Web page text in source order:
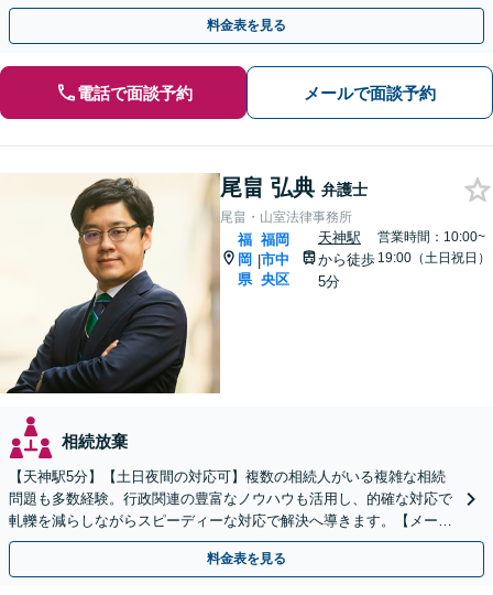
します。お困りの際は、お気軽にご相談ください。
料金表を見る
電話で面談予約 メールで面談予約
尾畠 弘典 弁護士
尾畠・山室法律事務所
福
岡
県
|
福岡
市中
央区
天神駅
から徒歩
5分
営業時間：10:00~
19:00（土日祝日）
相続放棄
【天神駅5分】【土日夜間の対応可】複数の相続人がいる複雑な相続
問題も多数経験。行政関連の豊富なノウハウも活用し、的確な対応で
軋轢を減らしながらスピーディーな対応で解決へ導きます。【メール
／オンライン相談可】
料金表を見る